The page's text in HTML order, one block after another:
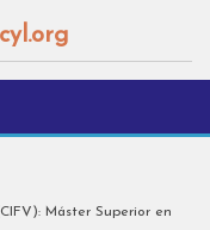
Máster Superior en